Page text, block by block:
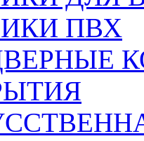
ПВХ